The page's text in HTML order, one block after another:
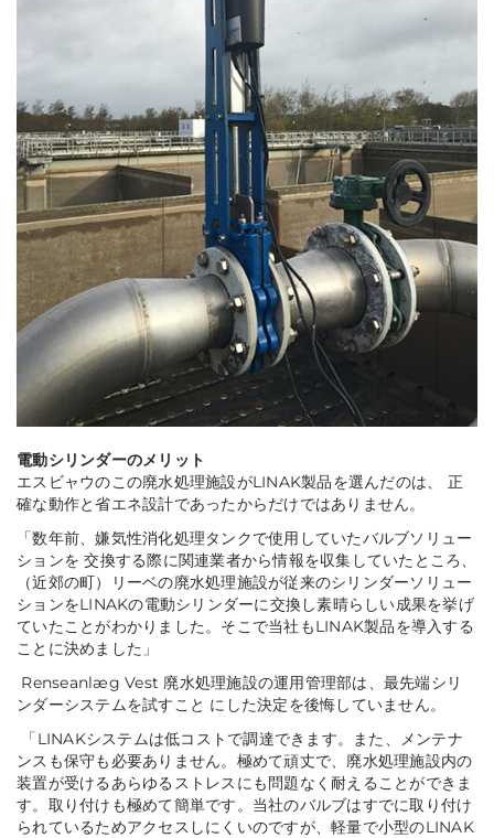
電動シリンダーのメリット
エスビャウのこの廃水処理施設がLINAK製品を選んだのは、 正
確な動作と省エネ設計であったからだけではありません。
「数年前、嫌気性消化処理タンクで使用していたバルブソリュー
ションを 交換する際に関連業者から情報を収集していたところ、
（近郊の町）リーベの廃水処理施設が従来のシリンダーソリュー
ションをLINAKの電動シリンダーに交換し素晴らしい成果を挙げ
ていたことがわかりました。そこで当社もLINAK製品を導入する
ことに決めました 」
Renseanlæg Vest 廃水処理施設の運用管理部は、最先端シリ
ンダーシステムを試すこと にした決定を後悔していません。
「LINAKシステムは低コストで調達できます。また、メンテナ
ンスも保守も必要ありません。極めて頑丈で、廃水処理施設内の
装置が受けるあらゆるストレスにも問題なく耐えることができま
す。取り付けも極めて簡単です。当社のバルブはすでに取り付け
られているためアクセスしにくいのですが、軽量で小型のLINAK